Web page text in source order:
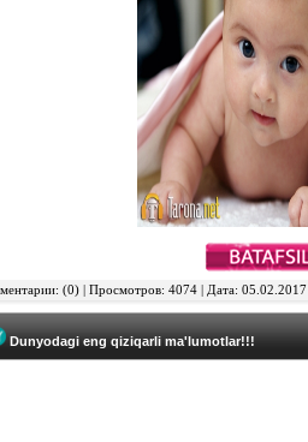
(0) | Просмотров: 4074 | Дата: 05.02.2017
Dunyodagi eng qiziqarli ma'lumotlar!!!